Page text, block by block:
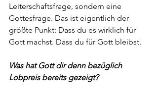
Leiterschaftsfrage, sondern eine
Gottesfrage. Das ist eigentlich der
größte Punkt: Dass du es wirklich für
Gott machst. Dass du für Gott bleibst.
Was hat Gott dir denn bezüglich
Lobpreis bereits gezeigt?